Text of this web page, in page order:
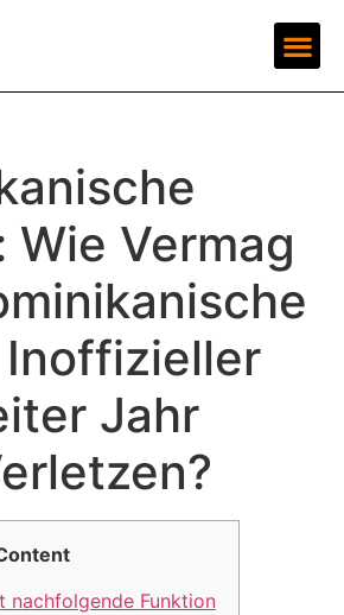
Wie Vermag
Inoffizieller
Jahr
nachfolgende Funktion